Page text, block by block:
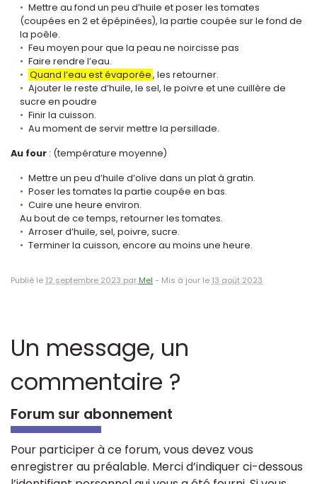
Mettre au fond un peu d’huile et poser les tomates
(coupées en 2 et épépinées), la partie coupée sur le fond de
la poêle.
Feu moyen pour que la peau ne noircisse pas
Faire rendre l’eau.
Quand l’eau est évaporée, les retourner.
Ajouter le reste d’huile, le sel, le poivre et une cuillère de
sucre en poudre
Finir la cuisson.
Au moment de servir mettre la persillade.
Au four : (température moyenne)
Mettre un peu d’huile d’olive dans un plat à gratin.
Poser les tomates la partie coupée en bas.
Cuire une heure environ.
Au bout de ce temps, retourner les tomates.
Arroser d’huile, sel, poivre, sucre.
Terminer la cuisson, encore au moins une heure.
Publié le 12 septembre 2023 par Mel - Mis à jour le 13 août 2023
Un message, un
commentaire ?
Forum sur abonnement
Pour participer à ce forum, vous devez vous
enregistrer au préalable. Merci d’indiquer ci-dessous